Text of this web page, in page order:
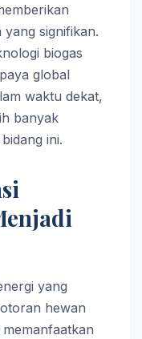
signifikan.
biogas
global
waktu dekat,
banyak
ini.
yang
hewan